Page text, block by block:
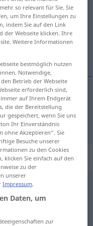
antippen)
so relevant für Sie. Sie
um Ihre Einstellungen zu
indem Sie auf den Link
der Webseite klicken. Ihre
Weitere Informationen
bestmöglich nutzen
Notwendige,
Betrieb der Webseite
erforderlich sind,
auf Ihrem Endgerät
die der Bereitstellung
gespeichert, wenn Sie uns
Ihr Einverständnis
ohne Akzeptieren“. Sie
Besuche unserer
zu den Cookies
klicken Sie einfach auf den
zu der
unserer
Impressum.
Daten, um
zur